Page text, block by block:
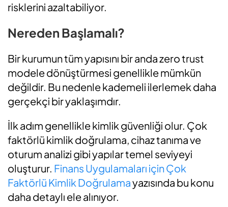
risklerini azaltabiliyor.
Nereden Başlamalı?
Bir kurumun tüm yapısını bir anda zero trust
modele dönüştürmesi genellikle mümkün
değildir. Bu nedenle kademeli ilerlemek daha
gerçekçi bir yaklaşımdır.
İlk adım genellikle kimlik güvenliği olur. Çok
faktörlü kimlik doğrulama, cihaz tanıma ve
oturum analizi gibi yapılar temel seviyeyi
oluşturur. Finans Uygulamaları için Çok
Faktörlü Kimlik Doğrulamayazısında bu konu
daha detaylı ele alınıyor.